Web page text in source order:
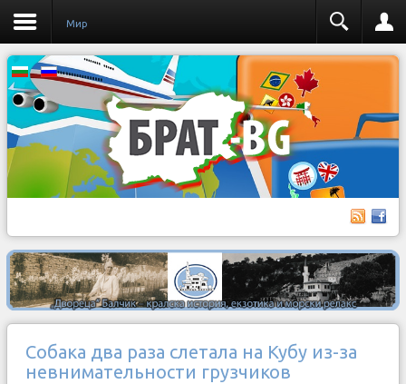
Мир
Собака два раза слетала на Кубу из-за
невнимательности грузчиков